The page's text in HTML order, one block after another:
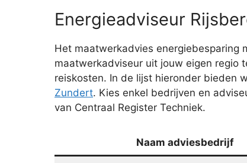
Energieadviseur
Het maatwerkadvies energiebesparing
maatwerkadviseur uit jouw eigen regio
reiskosten. In de lijst hieronder bieden
Zundert. Kies enkel bedrijven en
van Centraal Register Techniek.
Naam adviesbedrijf